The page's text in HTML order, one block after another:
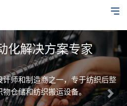
化解决方案专家
师和制造商之一，专于纺织后整
物仓储和纺织搬运设备。